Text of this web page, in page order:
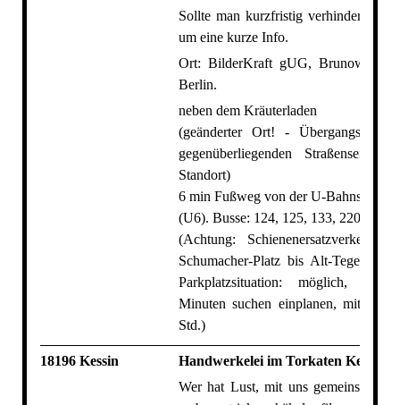
Sollte man kurzfristig verhindert
um eine kurze Info.
Ort: BilderKraft gUG, Brunowstr.
Berlin.
neben dem Kräuterladen
(geänderter Ort! -
gegenüberliegenden Straßenseite
Standort)
6 min Fußweg von der U-Bahnstation
(U6). Busse: 124, 125, 133, 220, 222.
(Achtung: Schienenersatzverkehr
Schumacher-Platz bis Alt-Tegel bis
Parkplatzsituation: möglich,
Minuten suchen einplanen, mit
Std.)
18196 Kessin
Handwerkelei im Torkaten Kessin
Wer hat Lust, mit uns gemeinsam zu